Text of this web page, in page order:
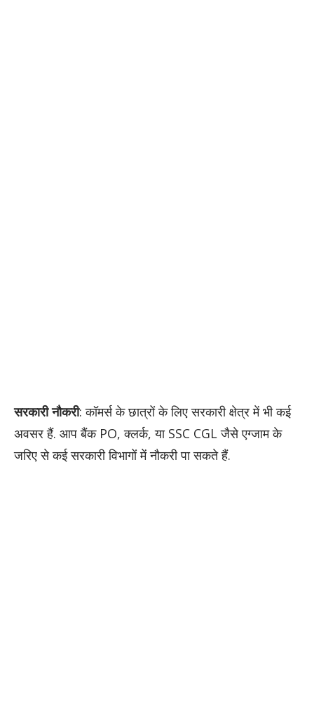
सरकारी नौकरी: कॉमर्स के छात्रों के लिए सरकारी क्षेत्र में भी कई
अवसर हैं. आप बैंक PO, क्लर्क, या SSC CGL जैसे एग्जाम के
जरिए से कई सरकारी विभागों में नौकरी पा सकते हैं.